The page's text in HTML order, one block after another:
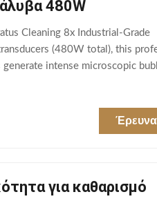
480W
Cleaning 8x Industrial-Grade
(480W total), this
intense microscopic
για καθαρισμό